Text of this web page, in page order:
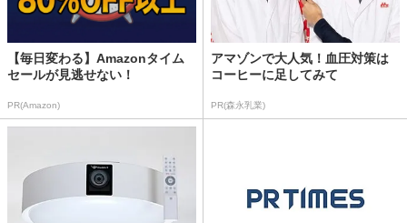
【毎日変わる】Amazonタイム
セールが見逃せない！
PR(Amazon)
アマゾンで大人気！血圧対策は
コーヒーに足してみて
PR(森永乳業)